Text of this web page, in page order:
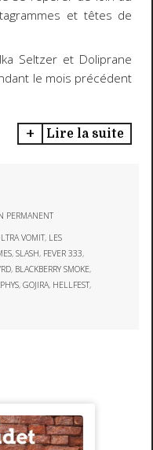
et têtes de
Seltzer et Doliprane
le mois précédent
Lire la suite
PERMANENT
VOMIT, LES
,SLASH, FEVER 333,
, BLACKBERRY SMOKE,
,GOJIRA, HELLFEST,